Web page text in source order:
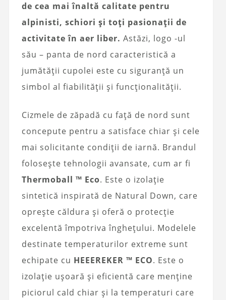
de cea mai înaltă calitate pentru
alpinisti, schiori și toți pasionații de
activitate în aer liber. Astăzi, logo -ul
său – panta de nord caracteristică a
jumătății cupolei este cu siguranță un
simbol al fiabilității și funcționalității.
Cizmele de zăpadă cu față de nord sunt
concepute pentru a satisface chiar și cele
mai solicitante condiții de iarnă. Brandul
folosește tehnologii avansate, cum ar fi
Thermoball ™ Eco. Este o izolație
sintetică inspirată de Natural Down, care
oprește căldura și oferă o protecție
excelentă împotriva înghețului. Modelele
destinate temperaturilor extreme sunt
echipate cu HEEEREKER ™ ECO. Este o
izolație ușoară și eficientă care menține
piciorul cald chiar și la temperaturi care